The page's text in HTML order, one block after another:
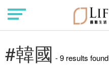
#韓國 - 9 results found